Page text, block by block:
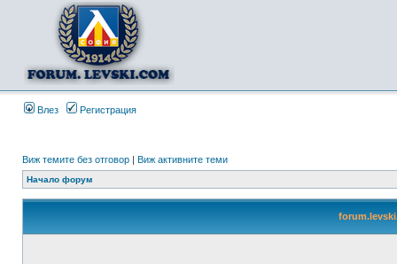
Влез Регистрация
Виж темите без отговор | Виж активните теми
Начало форум